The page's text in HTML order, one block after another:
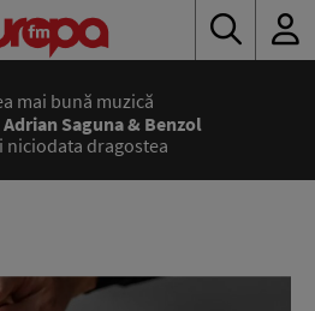
mai bună muzică
Saguna & Benzol
niciodata dragostea